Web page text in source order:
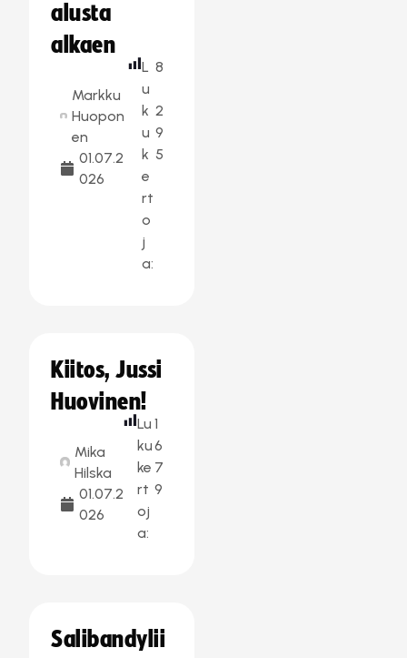
alusta
alkaen
Markku
Huopon
en
01.07.2
026
L
u
k
u
k
e
rt
o
j
a:
8
2
9
5
Kiitos, Jussi
Huovinen!
Mika
Hilska
01.07.2
026
Lu
ku
ke
rt
oj
a:
1
6
7
9
Salibandylii